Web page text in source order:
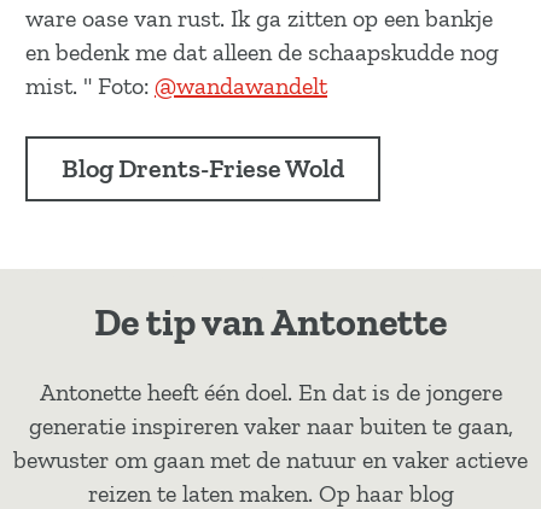
ware oase van rust. Ik ga zitten op een bankje
en bedenk me dat alleen de schaapskudde nog
mist. " Foto: @wandawandelt
Blog Drents-Friese Wold
De tip van Antonette
Antonette heeft één doel. En dat is de jongere
generatie inspireren vaker naar buiten te gaan,
bewuster om gaan met de natuur en vaker actieve
reizen te laten maken. Op haar blog